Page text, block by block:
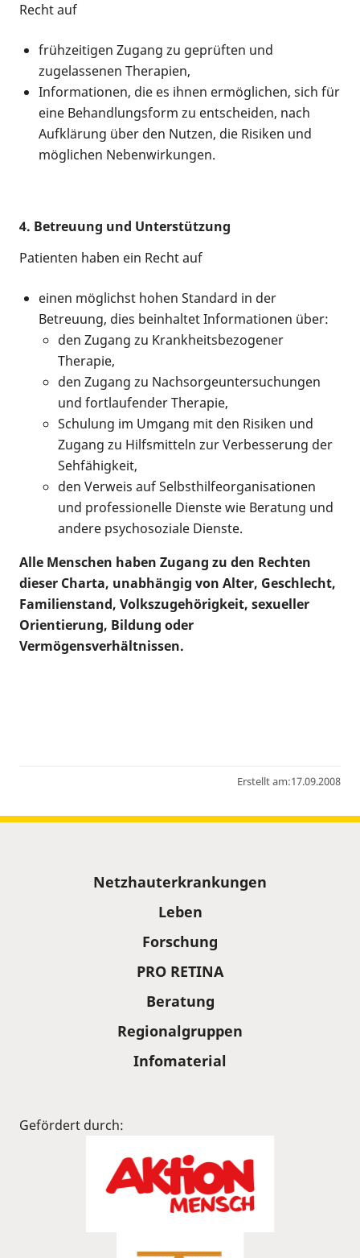
Recht auf
frühzeitigen Zugang zu geprüften und
zugelassenen Therapien,
Informationen, die es ihnen ermöglichen, sich für
eine Behandlungsform zu entscheiden, nach
Aufklärung über den Nutzen, die Risiken und
möglichen Nebenwirkungen.
4. Betreuung und Unterstützung
Patienten haben ein Recht auf
einen möglichst hohen Standard in der
Betreuung, dies beinhaltet Informationen über:
den Zugang zu Krankheitsbezogener
Therapie,
den Zugang zu Nachsorgeuntersuchungen
und fortlaufender Therapie,
Schulung im Umgang mit den Risiken und
Zugang zu Hilfsmitteln zur Verbesserung der
Sehfähigkeit,
den Verweis auf Selbsthilfeorganisationen
und professionelle Dienste wie Beratung und
andere psychosoziale Dienste.
Alle Menschen haben Zugang zu den Rechten
dieser Charta, unabhängig von Alter, Geschlecht,
Familienstand, Volkszugehörigkeit, sexueller
Orientierung, Bildung oder
Vermögensverhältnissen.
Erstellt am:17.09.2008
Netzhauterkrankungen
Leben
Forschung
PRO RETINA
Beratung
Regionalgruppen
Infomaterial
Gefördert durch: